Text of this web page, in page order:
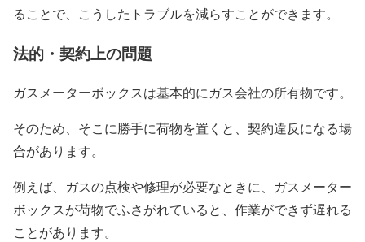
ることで、こうしたトラブルを減らすことができます。
法的・契約上の問題
ガスメーターボックスは基本的にガス会社の所有物です。
そのため、そこに勝手に荷物を置くと、契約違反になる場
合があります。
例えば、ガスの点検や修理が必要なときに、ガスメーター
ボックスが荷物でふさがれていると、作業ができず遅れる
ことがあります。